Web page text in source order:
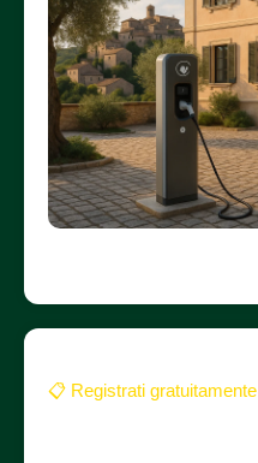
📋 Registrati gratuitamente